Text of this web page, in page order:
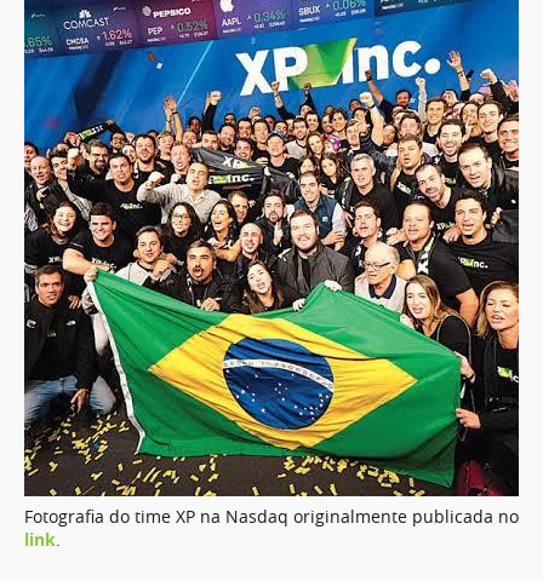
Fotografia do time XP na Nasdaq originalmente publicada no
link.